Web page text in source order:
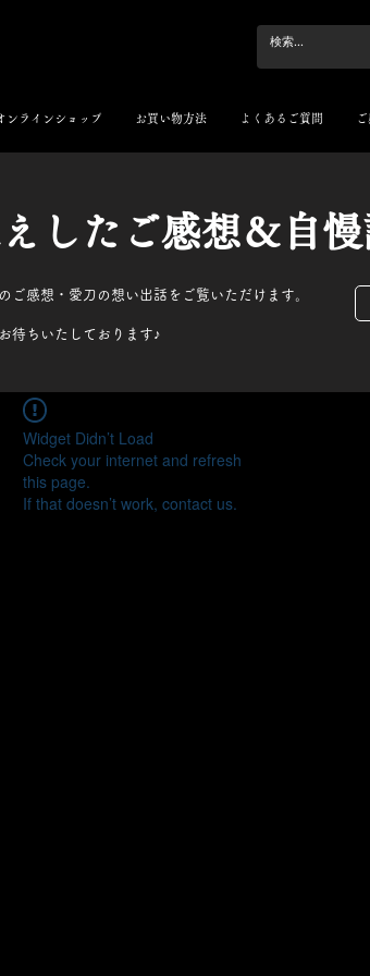
ンラインショップ お買い物方法 よくあるご質問
したご感想＆自
ご感想・愛刀の想い出話をご覧いただけます。
待ちいたしております♪
Widget Didn’t Load
Check your internet and refresh
this page.
If that doesn’t work, contact us.